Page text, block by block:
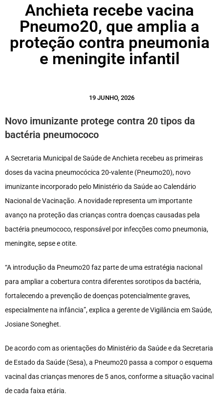
Anchieta recebe vacina
Pneumo20, que amplia a
proteção contra pneumonia
e meningite infantil
19 JUNHO, 2026
Novo imunizante protege contra 20 tipos da
bactéria pneumococo
A Secretaria Municipal de Saúde de Anchieta recebeu as primeiras
doses da vacina pneumocócica 20-valente (Pneumo20), novo
imunizante incorporado pelo Ministério da Saúde ao Calendário
Nacional de Vacinação. A novidade representa um importante
avanço na proteção das crianças contra doenças causadas pela
bactéria pneumococo, responsável por infecções como pneumonia,
meningite, sepse e otite.
“A introdução da Pneumo20 faz parte de uma estratégia nacional
para ampliar a cobertura contra diferentes sorotipos da bactéria,
fortalecendo a prevenção de doenças potencialmente graves,
especialmente na infância”, explica a gerente de Vigilância em Saúde,
Josiane Soneghet.
De acordo com as orientações do Ministério da Saúde e da Secretaria
de Estado da Saúde (Sesa), a Pneumo20 passa a compor o esquema
vacinal das crianças menores de 5 anos, conforme a situação vacinal
de cada faixa etária.